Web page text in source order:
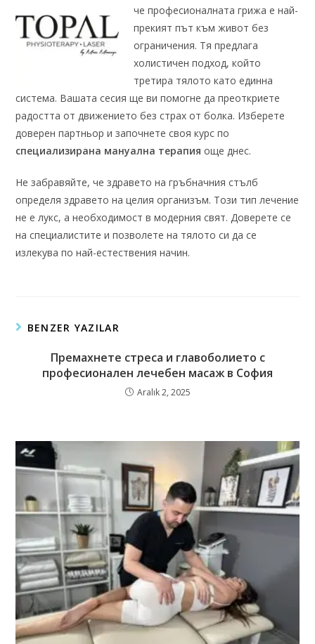
че професионалната грижа е най-
прекият път към живот без
ограничения. Тя предлага
холистичен подход, който
третира тялото като единна
система. Вашата сесия ще ви помогне да преоткриете
радостта от движението без страх от болка. Изберете
доверен партньор и започнете своя курс по
специализирана мануална терапия още днес.
Не забравяйте, че здравето на гръбначния стълб
определя здравето на целия организъм. Този тип лечение
не е лукс, а необходимост в модерния свят. Доверете се
на специалистите и позволете на тялото си да се
излекува по най-естествения начин.
BENZER YAZILAR
Премахнете стреса и главоболието с
професионален лечебен масаж в София
Aralık 2, 2025